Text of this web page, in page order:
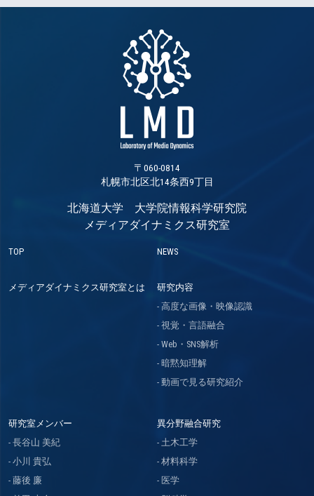
〒060-0814
札幌市北区北14条西9丁目
北海道大学 大学院情報科学研究院
メディアダイナミクス研究室
TOP NEWS
メディアダイナミクス研究室とは
研究内容
高度な画像・映像認識
視覚・言語融合
Web・SNS解析
暗黙知理解
動画で見る研究紹介
研究室メンバー
長谷山 美紀
小川 貴弘
藤後 廉
異分野融合研究
土木工学
材料科学
医学